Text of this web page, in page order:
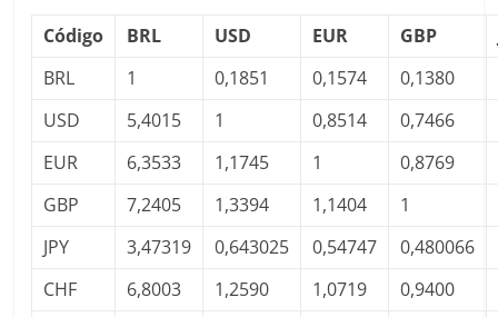
Código BRL USD EUR
GBP
BRL
1 0,1851 0,1574
0,1380
USD
5,4015 1 0,8514
0,7466
EUR
6,3533 1,1745 1
0,8769
GBP
7,2405 1,3394 1,1404
1
JPY
3,47319 0,643025 0,54747
0,480066
CHF
6,8003 1,2590 1,0719
0,9400